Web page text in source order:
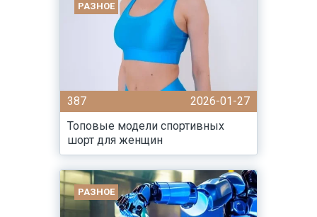
РАЗНОЕ
387
2026-01-27
Топовые модели спортивных
шорт для женщин
РАЗНОЕ